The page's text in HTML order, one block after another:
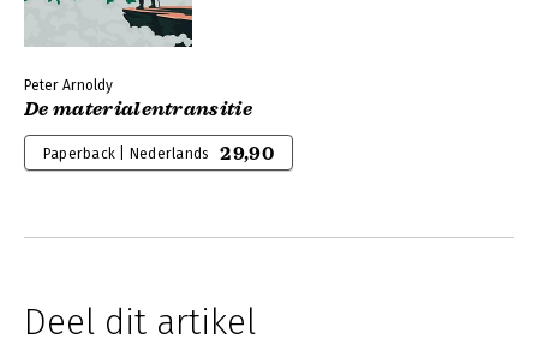
Peter Arnoldy
De materialentransitie
Paperback | Nederlands 29,90
Deel dit artikel